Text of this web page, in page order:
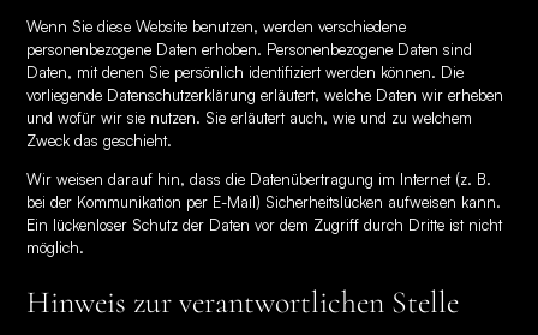
Wenn Sie diese Website benutzen, werden verschiedene
personenbezogene Daten erhoben. Personenbezogene Daten sind
Daten, mit denen Sie persönlich identifiziert werden können. Die
vorliegende Datenschutzerklärung erläutert, welche Daten wir erheben
und wofür wir sie nutzen. Sie erläutert auch, wie und zu welchem
Zweck das geschieht.
Wir weisen darauf hin, dass die Datenübertragung im Internet (z. B.
bei der Kommunikation per E-Mail) Sicherheitslücken aufweisen kann.
Ein lückenloser Schutz der Daten vor dem Zugriff durch Dritte ist nicht
möglich.
Hinweis zur verantwortlichen Stelle